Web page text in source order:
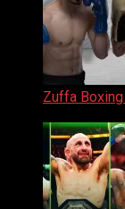
Zuffa